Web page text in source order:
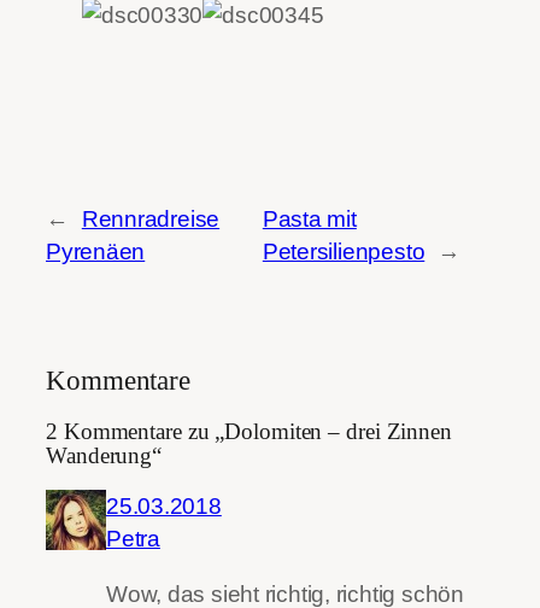
←
Rennradreise
Pyrenäen
Pasta mit
Petersilienpesto
→
Kommentare
2 Kommentare zu „Dolomiten – drei Zinnen
Wanderung“
25.03.2018
Petra
Wow, das sieht richtig, richtig schön